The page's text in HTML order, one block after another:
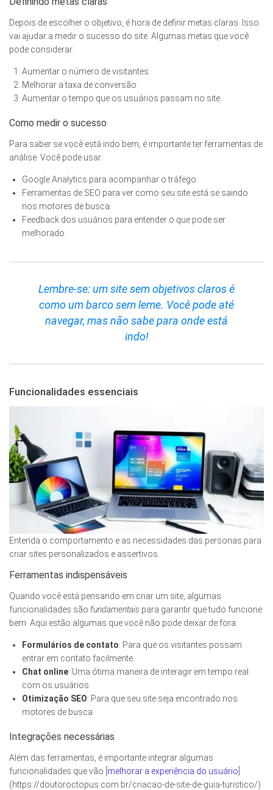
Depois de escolher o objetivo, é hora de definir metas claras. Isso
vai ajudar a medir o sucesso do site. Algumas metas que você
pode considerar:
Aumentar o número de visitantes.
Melhorar a taxa de conversão.
Aumentar o tempo que os usuários passam no site.
Como medir o sucesso
Para saber se você está indo bem, é importante ter ferramentas de
análise. Você pode usar:
Google Analytics para acompanhar o tráfego.
Ferramentas de SEO para ver como seu site está se saindo
nos motores de busca.
Feedback dos usuários para entender o que pode ser
melhorado.
Lembre-se: um site sem objetivos claros é
como um barco sem leme. Você pode até
navegar, mas não sabe para onde está
indo!
Funcionalidades essenciais
Entenda o comportamento e as necessidades das personas para
criar sites personalizados e assertivos.
Ferramentas indispensáveis
Quando você está pensando em criar um site, algumas
funcionalidades são fundamentais para garantir que tudo funcione
bem. Aqui estão algumas que você não pode deixar de fora:
Formulários de contato: Para que os visitantes possam
entrar em contato facilmente.
Chat online: Uma ótima maneira de interagir em tempo real
com os usuários.
Otimização SEO: Para que seu site seja encontrado nos
motores de busca.
Integrações necessárias
Além das ferramentas, é importante integrar algumas
funcionalidades que vão [ melhorar a experiência do usuário
(https://doutoroctopus.com.br/criacao-de-site-de-guia-turistico/).